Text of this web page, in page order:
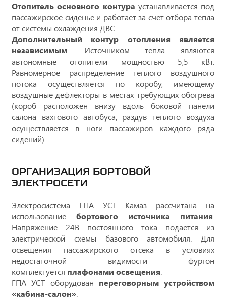
Отопитель основного контура устанавливается под
пассажирское сиденье и работает за счет отбора тепла
от системы охлаждения ДВС.
Дополнительный контур отопления является
независимым. Источником тепла являются
автономные отопители мощностью 5,5 кВт.
Равномерное распределение теплого воздушного
потока осуществляется по коробу, имеющему
воздушные дефлекторы в местах требующих обогрева
(короб расположен внизу вдоль боковой панели
салона вахтового автобуса, раздув теплого воздуха
осуществляется в ноги пассажиров каждого ряда
сидений).
ОРГАНИЗАЦИЯ БОРТОВОЙ
ЭЛЕКТРОСЕТИ
Электросистема ГПА УСТ Камаз рассчитана на
использование бортового источника питания.
Напряжение 24В постоянного тока подается из
электрической схемы базового автомобиля. Для
освещения пассажирского отсека в условиях
недостаточной видимости фургон
комплектуется плафонами освещения.
ГПА УСТ оборудован переговорным устройством
«кабина-салон».